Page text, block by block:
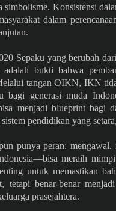
simbolisme. Konsistensi
dalam
Sepaku yang berubah
adalah bukti bahwa
tangan OIKN, IKN
bagi generasi muda
menjadi blueprint bagi
pendidikan yang
punya peran:
meraih mimpi
untuk memastikan
tetapi benar-benar
prasejahtera.